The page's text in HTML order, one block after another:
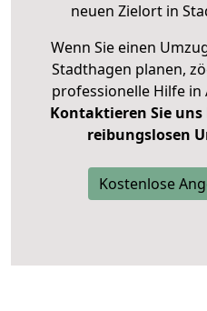
neuen Zielort in
Wenn Sie einen
Stadthagen planen,
professionelle Hilfe in
Kontaktieren Sie uns
reibungslosen
Kostenlose